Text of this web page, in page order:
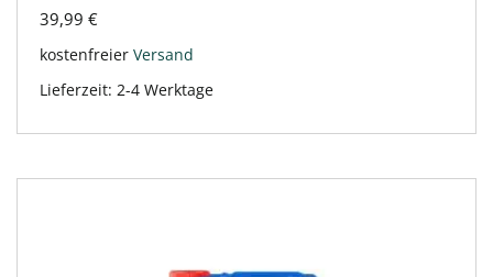
39,99 €
kostenfreier Versand
Lieferzeit: 2-4 Werktage